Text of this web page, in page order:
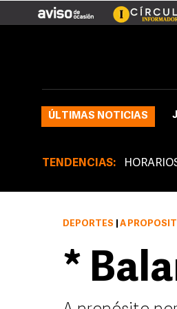
ÚLTIMAS NOTICIAS
TENDENCIAS:
DEPORTES A
*